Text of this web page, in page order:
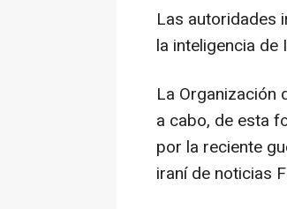
Las autoridades
la inteligencia de
La Organización
a cabo, de esta
por la reciente
iraní de noticias